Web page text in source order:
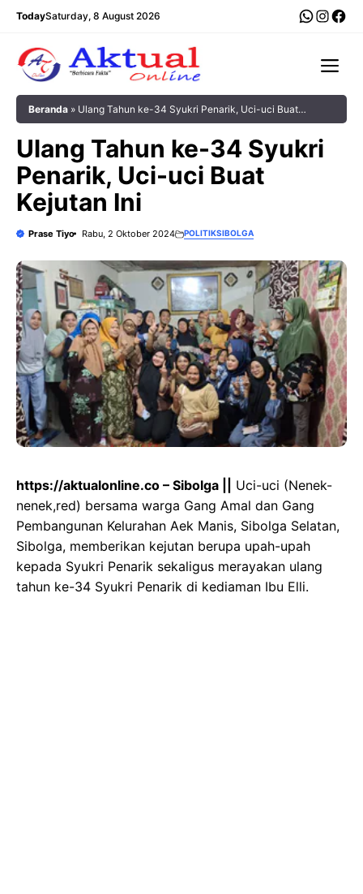
Langsung
TodaySaturday, 8 August 2026
Beranda » Ulang Tahun ke-34 Syukri Penarik, Uci-uci Buat
Ulang Tahun ke-34 Syukri
Penarik, Uci-uci Buat
Kejutan Ini
Prase Tiyo Rabu, 2 Oktober 2024 POLITIKSIBOLGA
https://aktualonline.co – Sibolga ||
Uci-uci (Nenek-
nenek,red) bersama warga Gang Amal dan Gang
Pembangunan Kelurahan Aek Manis, Sibolga Selatan,
Sibolga, memberikan kejutan berupa upah-upah
kepada Syukri Penarik sekaligus merayakan ulang
tahun ke-34 Syukri Penarik di kediaman Ibu Elli.